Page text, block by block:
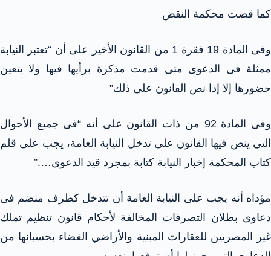
كما قضت محكمة النقض
وفى المادة 19 فقرة 1 من القانون الأخير على أن “تعتبر النيابة
ممثلة فى الدعوى متى قدمت مذكرة برأيها فيها ولا يتعين
حضورها إلا إذا نص القانون على ذلك”
وفى المادة 92 من ذات القانون على أنه “فى جميع الأحوال
التي ينص فيها القانون على تدخل النيابة العامة، يجب على قلم
كتاب المحكمة إخبار النيابة كتابة بمجرد قيد الدعوى….”
مؤداه أنه يجب على النيابة العامة أن تتدخل كطرف منضم فى
دعاوى بطلان التصرفات المخالفة لأحكام قانون تنظيم تملك
غير المصريين للعقارات المبنية والأراضي الفضاء بحسبانها من